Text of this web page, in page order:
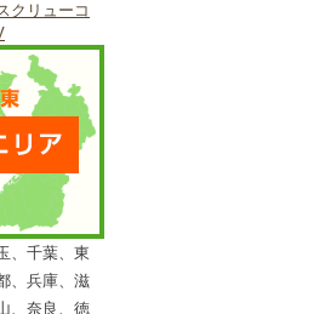
クリューコ
、千葉、東
、兵庫、滋
、奈良、徳